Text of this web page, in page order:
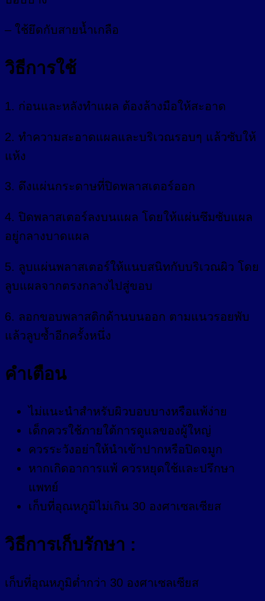
– ใช้ยึดกับสายน้ำเกลือ
วิธีการใช้
1. ก่อนและหลังทำแผล ต้องล้างมือให้สะอาด
2. ทำความสะอาดแผลและบริเวณรอบๆ แล้วซับให้
แห้ง
3. ดึงแผ่นกระดาษที่ปิดพลาสเตอร์ออก
4. ปิดพลาสเตอร์ลงบนแผล โดยให้แผ่นซึมซับแผล
อยู่กลางบาดแผล
5. ลูบแผ่นพลาสเตอร์ให้แนบสนิทกับบริเวณผิว โดย
ลูบแผลจากตรงกลางไปสู่ขอบ
6. ลอกขอบพลาสติกด้านบนออก ตามแนวรอยพับ
แล้วลูบซ้ำอีกครั้งหนึ่ง
คำเตือน
ไม่แนะนำสำหรับผิวบอบบางหรือแพ้ง่าย
เด็กควรใช้ภายใต้การดูแลของผู้ใหญ่
ควรระวังอย่าให้นำเข้าปากหรือปิดจมูก
หากเกิดอาการแพ้ ควรหยุดใช้และปรึกษา
แพทย์
เก็บที่อุณหภูมิไม่เกิน 30 องศาเซลเซียส
วิธีการเก็บรักษา :
เก็บที่อุณหภูมิต่ำกว่า 30 องศาเซลเซียส